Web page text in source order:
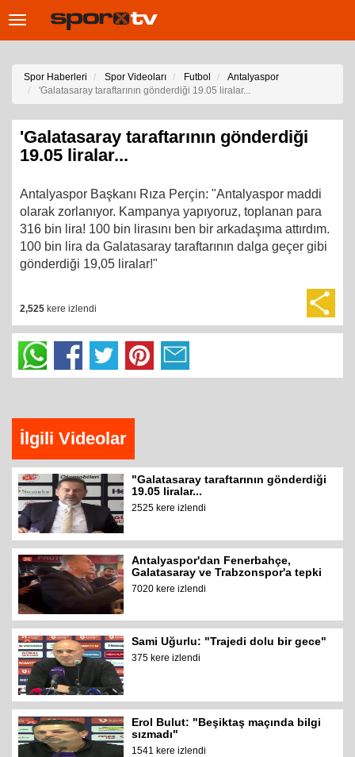
Toggle
Spor Haberleri Spor Videoları Futbol
Antalyaspor
'Galatasaray taraftarının gönderdiği 19.05 liralar...
'Galatasaray taraftarının gönderdiği
19.05 liralar...
Antalyaspor Başkanı Rıza Perçin: "Antalyaspor maddi
olarak zorlanıyor. Kampanya yapıyoruz, toplanan para
316 bin lira! 100 bin lirasını ben bir arkadaşıma attırdım.
100 bin lira da Galatasaray taraftarının dalga geçer gibi
gönderdiği 19,05 liralar!"
2,525 kere izlendi
İlgili Videolar
"Galatasaray taraftarının gönderdiği
19.05 liralar...
2525 kere izlendi
Antalyaspor'dan Fenerbahçe,
Galatasaray ve Trabzonspor'a tepki
7020 kere izlendi
Sami Uğurlu: "Trajedi dolu bir gece"
375 kere izlendi
Erol Bulut: "Beşiktaş maçında bilgi
sızmadı"
1541 kere izlendi